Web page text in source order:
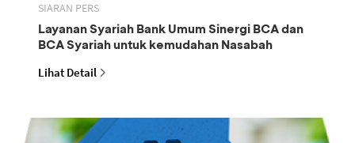
SIARAN PERS
Layanan Syariah Bank Umum Sinergi BCA dan
BCA Syariah untuk kemudahan Nasabah
Lihat Detail